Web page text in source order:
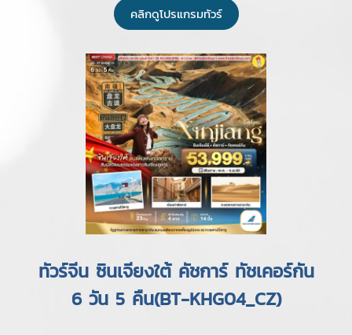
คลิกดูโปรแกรมทัวร์
ทัวร์จีน ซินเจียงใต้ คัชการ์ ทัชเคอร์กัน
6 วัน 5 คืน(BT-KHG04_CZ)